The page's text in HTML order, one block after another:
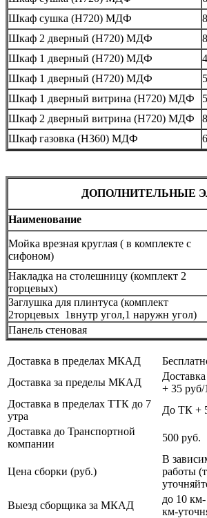
Шкаф сушка (Н720) МДФ
Шкаф 2 дверный (Н720) МДФ
Шкаф 1 дверный (Н720) МДФ
Шкаф 1 дверный (Н720) МДФ
Шкаф 1 дверный витрина (Н720) МДФ
Шкаф 2 дверный витрина (Н720) МДФ
Шкаф газовка (Н360) МДФ
ДОПОЛНИТЕЛЬНЫЕ
Наименование
Мойка врезная круглая ( в комплекте с
сифоном)
Накладка на столешницу (комплект 2
торцевых)
Заглушка для плинтуса (комплект
2торцевых 1внутр угол,1 наружн угол)
Панель стеновая
Доставка в пределах МКАД
Доставка за пределы МКАД
+ 35
Доставка в пределах ТТК до 7
утра
До ТК +
Доставка до Транспортной
компании
500 руб.
Цена сборки (руб.)
В
работы
Выезд сборщика за МКАД
до 10
км-